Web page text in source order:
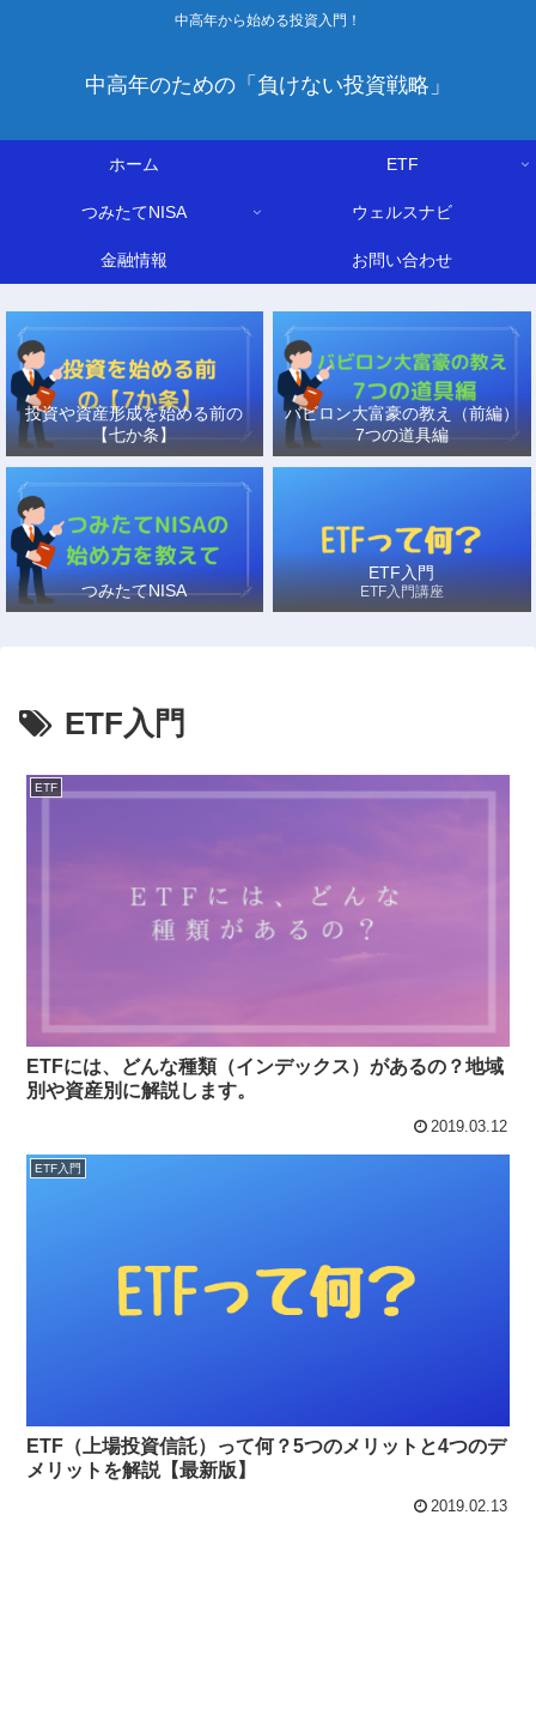
中高年から始める投資入門！
中高年のための「負けない投資戦略」
ホーム ETF
つみたてNISA ウェルスナビ
金融情報 お問い合わせ
投資や資産形成を始める前の
【七か条】
バビロン大富豪の教え（前編）
7つの道具編
つみたてNISA
ETF入門
ETF入門講座
ETF入門
ETF
ETFには、どんな種類（インデックス）があるの？地域
別や資産別に解説します。
2019.03.12
ETF入門
ETF（上場投資信託）って何？5つのメリットと4つのデ
メリットを解説【最新版】
2019.02.13